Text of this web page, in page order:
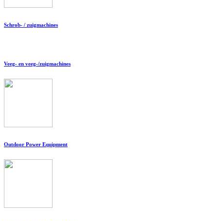
Schrob- / zuigmachines
Veeg- en veeg-/zuigmachines
Outdoor Power Equipment